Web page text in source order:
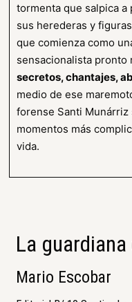
tormenta que salpica
sus herederas y
que comienza como
sensacionalista pronto
secretos, chantajes,
medio de ese
forense Santi
momentos más
vida.
La
Mario Escobar